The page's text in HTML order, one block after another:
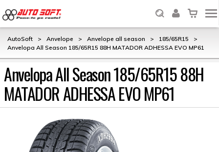
AutoSoft > Anvelope > Anvelope all season > 185/65R15
>
Anvelopa All Season 185/65R15 88H MATADOR ADHESSA EVO MP61
Anvelopa All Season 185/65R15 88H
MATADOR ADHESSA EVO MP61